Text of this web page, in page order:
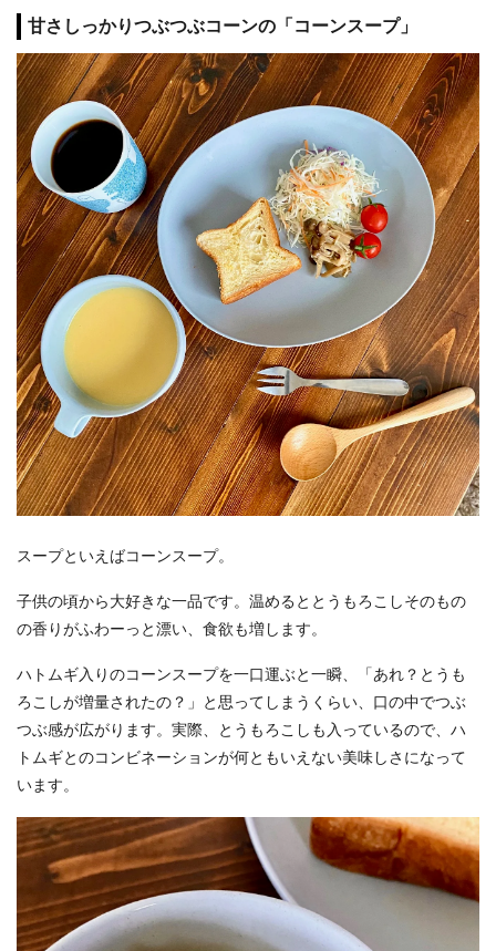
甘さしっかりつぶつぶコーンの「コーンスープ」
スープといえばコーンスープ。
子供の頃から大好きな一品です。温めるととうもろこしそのもの
の香りがふわーっと漂い、食欲も増します。
ハトムギ入りのコーンスープを一口運ぶと一瞬、「あれ？とうも
ろこしが増量されたの？」と思ってしまうくらい、口の中でつぶ
つぶ感が広がります。実際、とうもろこしも入っているので、ハ
トムギとのコンビネーションが何ともいえない美味しさになって
います。